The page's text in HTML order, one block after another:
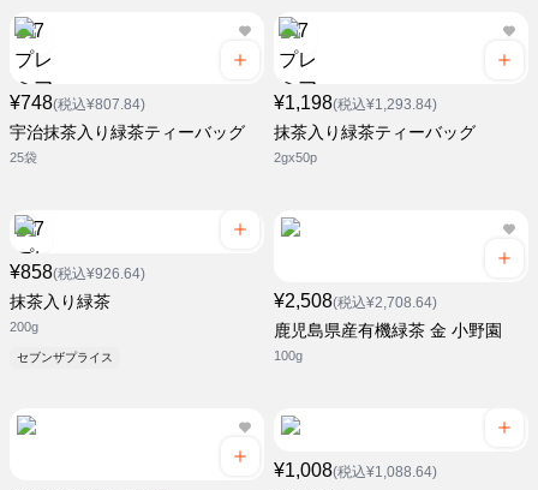
¥748(税込¥807.84)
宇治抹茶入り緑茶ティーバッグ
25袋
¥1,198(税込¥1,293.84)
抹茶入り緑茶ティーバッグ
2gx50p
¥858(税込¥926.64)
抹茶入り緑茶
200g
セブンザプライス
¥2,508(税込¥2,708.64)
鹿児島県産有機緑茶 金 小野園
100g
¥1,008(税込¥1,088.64)